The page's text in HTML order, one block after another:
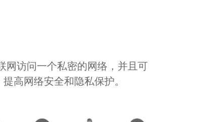
网访问一个私密的网络，并且可
高网络安全和隐私保护。